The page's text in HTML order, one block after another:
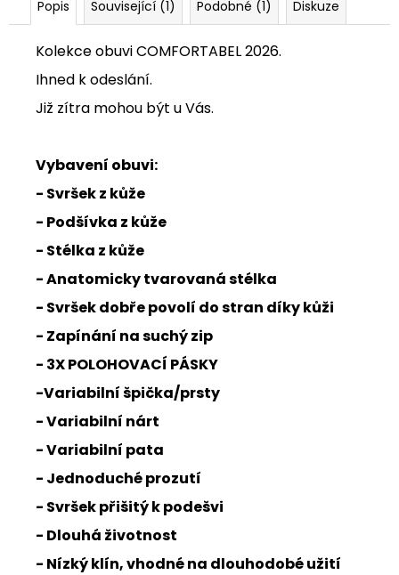
Popis Související (1) Podobné (1) Diskuze
Kolekce obuvi COMFORTABEL 2026.
Ihned k odeslání.
Již zítra mohou být u Vás.
Vybavení obuvi:
- Svršek z kůže
- Podšívka z kůže
- Stélka z kůže
- Anatomicky tvarovaná stélka
- Svršek dobře povolí do stran díky kůži
- Zapínání na suchý zip
- 3X POLOHOVACÍ PÁSKY
-Variabilní špička/prsty
- Variabilní nárt
- Variabilní pata
- Jednoduché prozutí
- Svršek přišitý k podešvi
- Dlouhá životnost
- Nízký klín, vhodné na dlouhodobé užití